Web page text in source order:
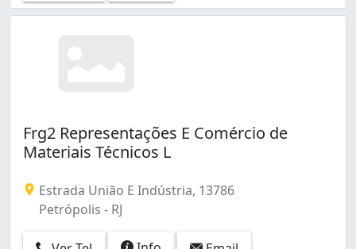
Frg2 Representações E Comércio de
Materiais Técnicos L
Estrada União E Indústria, 13786
Petrópolis - RJ